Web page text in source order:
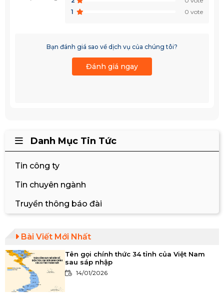
1
0 vote
Bạn đánh giá sao về dịch vụ của chúng tôi?
Đánh giá ngay
Danh Mục Tin Tức
Tin công ty
Tin chuyên ngành
Truyền thông báo đài
Bài Viết Mới Nhất
Tên gọi chính thức 34 tỉnh của Việt Nam
sau sáp nhập
14/01/2026